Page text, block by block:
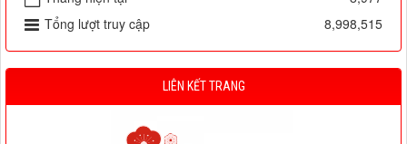
Tổng lượt truy cập
8,998,515
LIÊN KẾT TRANG